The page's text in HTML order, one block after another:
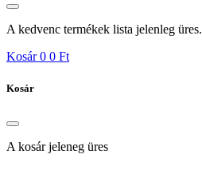
A kedvenc termékek lista jelenleg üres.
Kosár 0 0 Ft
Kosár
A kosár jeleneg üres